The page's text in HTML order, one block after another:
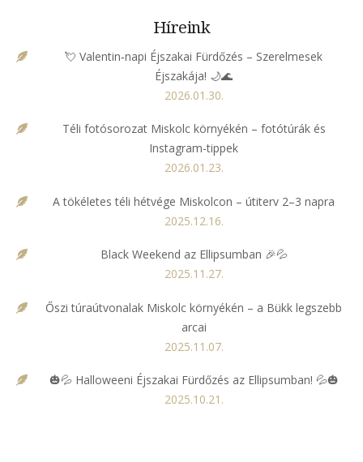
Híreink
💘 Valentin‑napi Éjszakai Fürdőzés – Szerelmesek
Éjszakája! 🌙🌊
2026.01.30.
Téli fotósorozat Miskolc környékén – fotótúrák és
Instagram-tippek
2026.01.23.
A tökéletes téli hétvége Miskolcon – útiterv 2–3 napra
2025.12.16.
Black Weekend az Ellipsumban 🎉💦
2025.11.27.
Őszi túraútvonalak Miskolc környékén – a Bükk legszebb
arcai
2025.11.07.
🎃💦 Halloweeni Éjszakai Fürdőzés az Ellipsumban! 💦🎃
2025.10.21.